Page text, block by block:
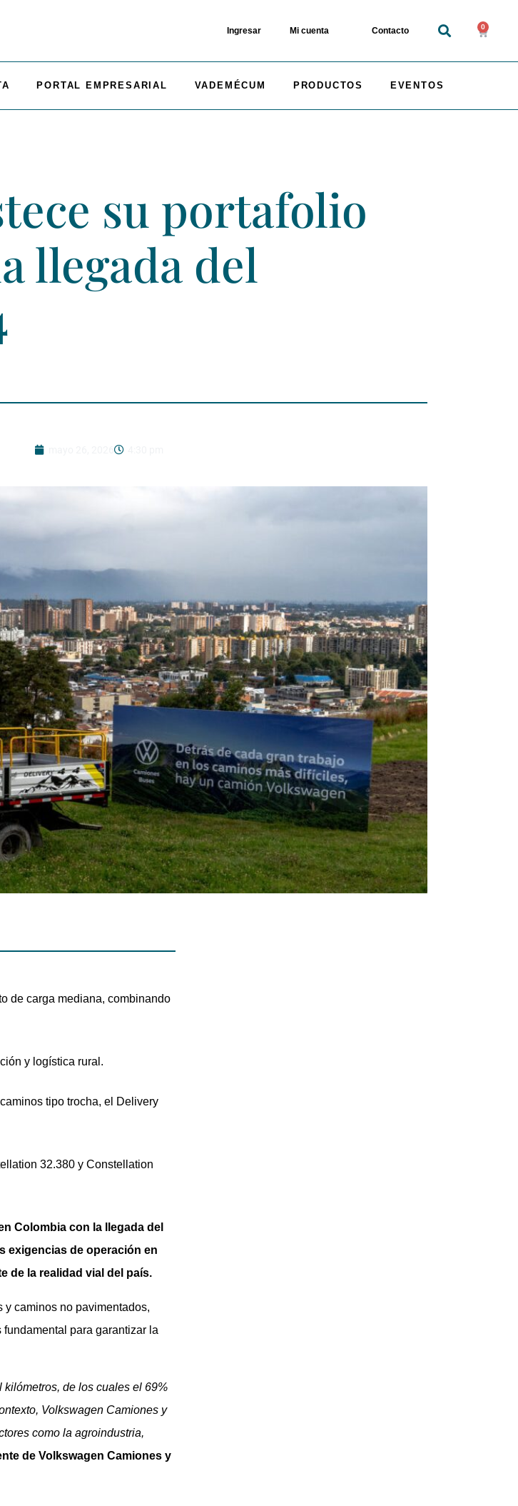
Ingresar Mi cuenta Contacto 0
PORTAL EMPRESARIAL VADEMÉCUM PRODUCTOS EVENTOS
su portafolio
llegada del
de carga mediana, combinando
y logística rural.
tipo trocha, el Delivery
32.380 y Constellation
Colombia con la llegada del
exigencias de operación en
de la realidad vial del país.
y caminos no pavimentados,
para garantizar la
kilómetros, de los cuales el 69%
Volkswagen Camiones y
como la agroindustria,
de Volkswagen Camiones y